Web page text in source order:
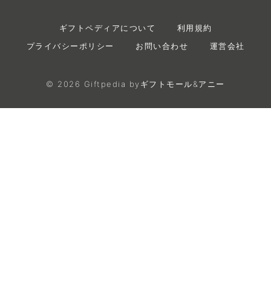
ギフトペディアについて
利用規約
プライバシーポリシー
お問い合わせ 運営会社
© 2026 Giftpedia byギフトモール&アニー